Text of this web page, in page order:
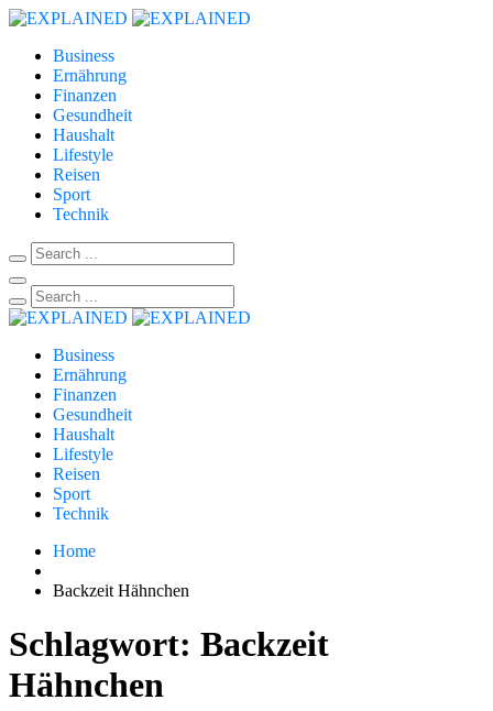
Business
Ernährung
Finanzen
Gesundheit
Haushalt
Lifestyle
Reisen
Sport
Technik
Business
Ernährung
Finanzen
Gesundheit
Haushalt
Lifestyle
Reisen
Sport
Technik
Home
Backzeit Hähnchen
Schlagwort: Backzeit
Hähnchen